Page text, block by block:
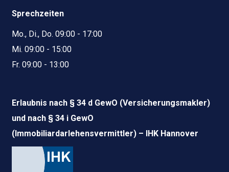
Sprechzeiten
Mo., Di., Do. 09:00 - 17:00
Mi. 09:00 - 15:00
Fr. 09:00 - 13:00
Erlaubnis nach § 34 d GewO (Versicherungsmakler)
und nach § 34 i GewO
(Immobiliardarlehensvermittler) – IHK Hannover